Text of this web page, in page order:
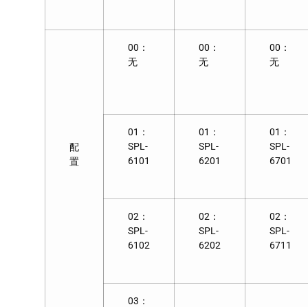
配
置
00：
无
00：
无
00：
无
01：
SPL-
6101
01：
SPL-
6201
01：
SPL-
6701
02：
SPL-
6102
02：
SPL-
6202
02：
SPL-
6711
03：